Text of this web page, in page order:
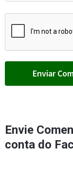
Envie
conta do